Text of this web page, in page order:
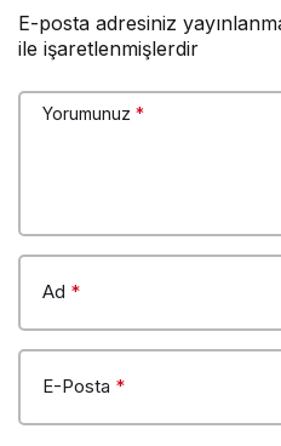
E-posta adresiniz
ile işaretlenmişlerdir
Yorumunuz *
Ad *
E-Posta *